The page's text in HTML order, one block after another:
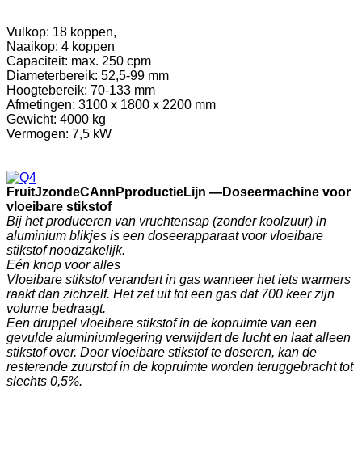
Vulkop: 18 koppen,
Naaikop: 4 koppen
Capaciteit: max. 250 cpm
Diameterbereik: 52,5-99 mm
Hoogtebereik: 70-133 mm
Afmetingen: 3100 x 1800 x 2200 mm
Gewicht: 4000 kg
Vermogen: 7,5 kW
FruitJzondeCAnn PproductieLijn —Doseermachine voor
vloeibare stikstof
Bij het produceren van vruchtensap (zonder koolzuur) in
aluminium blikjes is een doseerapparaat voor vloeibare
stikstof noodzakelijk.
Eén knop voor alles
Vloeibare stikstof verandert in gas wanneer het iets warmers
raakt dan zichzelf. Het zet uit tot een gas dat 700 keer zijn
volume bedraagt.
Een druppel vloeibare stikstof in de kopruimte van een
gevulde aluminiumlegering verwijdert de lucht en laat alleen
stikstof over. Door vloeibare stikstof te doseren, kan de
resterende zuurstof in de kopruimte worden teruggebracht tot
slechts 0,5%.